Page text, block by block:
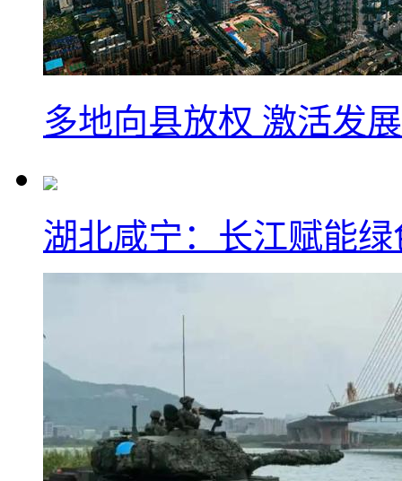
多地向县放权 激活发
湖北咸宁：长江赋能